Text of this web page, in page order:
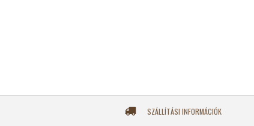
SZÁLLÍTÁSI INFORMÁCIÓK